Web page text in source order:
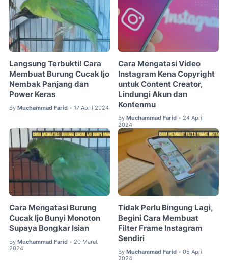
Langsung Terbukti! Cara
Membuat Burung Cucak Ijo
Nembak Panjang dan
Power Keras
By Muchammad Farid • 17 April 2024
Cara Mengatasi Video
Instagram Kena Copyright
untuk Content Creator,
Lindungi Akun dan
Kontenmu
By Muchammad Farid • 24 April
2024
Cara Mengatasi Burung
Cucak Ijo Bunyi Monoton
Supaya Bongkar Isian
By Muchammad Farid • 20 Maret
2024
Tidak Perlu Bingung Lagi,
Begini Cara Membuat
Filter Frame Instagram
Sendiri
By Muchammad Farid • 05 April
2024